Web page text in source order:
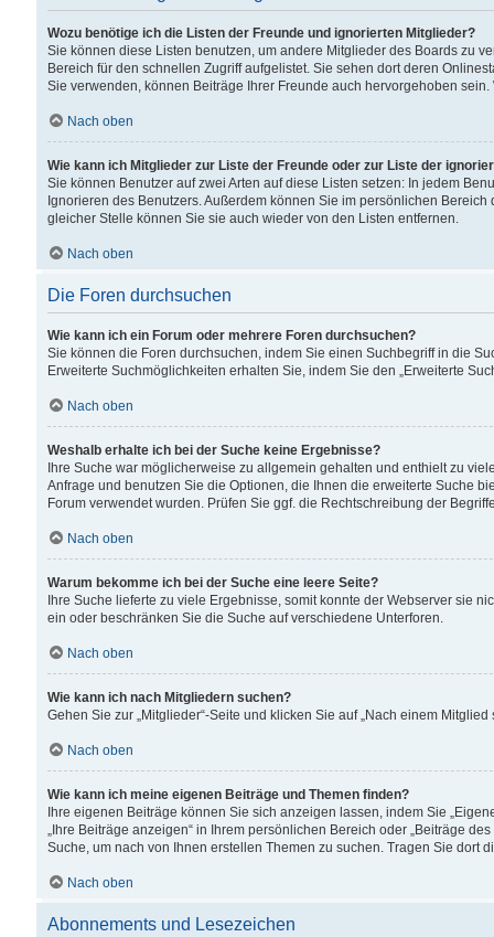
Wozu benötige ich die Listen der Freunde und ignorierten Mitglieder?
Sie können diese Listen benutzen, um andere Mitglieder des Boards zu
Bereich für den schnellen Zugriff aufgelistet. Sie sehen dort deren
Sie verwenden, können Beiträge Ihrer Freunde auch hervorgehoben
Nach oben
Wie kann ich Mitglieder zur Liste der Freunde oder zur Liste der
Sie können Benutzer auf zwei Arten auf diese Listen setzen: In jedem
Ignorieren des Benutzers. Außerdem können Sie im persönlichen
gleicher Stelle können Sie sie auch wieder von den Listen entfernen.
Nach oben
Die Foren durchsuchen
Wie kann ich ein Forum oder mehrere Foren durchsuchen?
Sie können die Foren durchsuchen, indem Sie einen Suchbegriff in die
Erweiterte Suchmöglichkeiten erhalten Sie, indem Sie den „Erweiterte
Nach oben
Weshalb erhalte ich bei der Suche keine Ergebnisse?
Ihre Suche war möglicherweise zu allgemein gehalten und enthielt zu
Anfrage und benutzen Sie die Optionen, die Ihnen die erweiterte Suche
Forum verwendet wurden. Prüfen Sie ggf. die Rechtschreibung der
Nach oben
Warum bekomme ich bei der Suche eine leere Seite?
Ihre Suche lieferte zu viele Ergebnisse, somit konnte der Webserver sie
ein oder beschränken Sie die Suche auf verschiedene Unterforen.
Nach oben
Wie kann ich nach Mitgliedern suchen?
Gehen Sie zur „Mitglieder“-Seite und klicken Sie auf „Nach einem Mitglied
Nach oben
Wie kann ich meine eigenen Beiträge und Themen finden?
Ihre eigenen Beiträge können Sie sich anzeigen lassen, indem Sie
„Ihre Beiträge anzeigen“ in Ihrem persönlichen Bereich oder „Beiträge
Suche, um nach von Ihnen erstellen Themen zu suchen. Tragen Sie dort
Nach oben
Abonnements und Lesezeichen